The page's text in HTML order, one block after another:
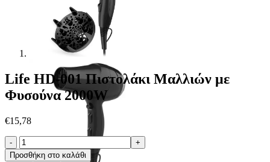
Life HD-001 Πιστολάκι Μαλλιών με
Φυσούνα 2000W
€15,78
Life
HD-
Προσθήκη στο καλάθι